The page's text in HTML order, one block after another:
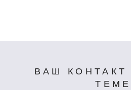
ВАШ КОНТАКТ
ТЕМЕ